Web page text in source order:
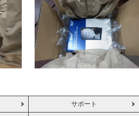
サポート